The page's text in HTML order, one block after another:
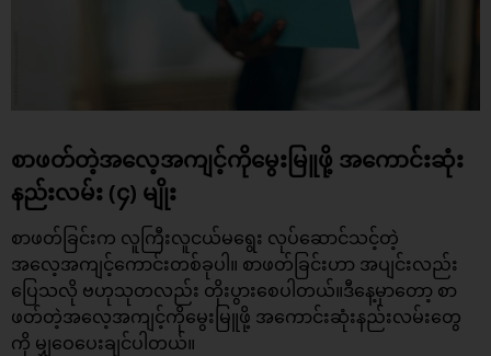
စာဖတ်တဲ့အလေ့အကျင့်ကိုမွေးမြူဖို့ အကောင်းဆုံး
နည်းလမ်း (၄) မျိုး
စာဖတ်ခြင်းက လူကြီးလူငယ်မရွေး လုပ်ဆောင်သင့်တဲ့
အလေ့အကျင့်ကောင်းတစ်ခုပါ။ စာဖတ်ခြင်းဟာ အပျင်းလည်း
ပြေသလို ဗဟုသုတလည်း တိုးပွားစေပါတယ်။ဒီနေ့မှာတော့ စာ
ဖတ်တဲ့အလေ့အကျင့်ကိုမွေးမြူဖို့ အကောင်းဆုံးနည်းလမ်းတွေ
ကို မျှဝေပေးချင်ပါတယ်။